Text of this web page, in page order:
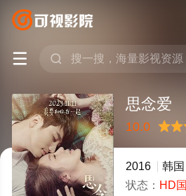
 
思念爱
10.0
很差较差还行推荐
力荐
2016 韩国
状态： HD